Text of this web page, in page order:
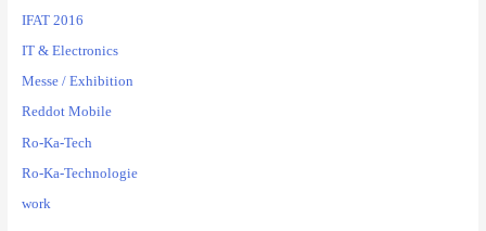
IFAT 2016
IT & Electronics
Messe / Exhibition
Reddot Mobile
Ro-Ka-Tech
Ro-Ka-Technologie
work